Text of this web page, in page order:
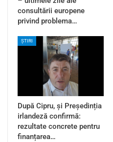
consultării europene
privind problema…
ȘTIRI
După Cipru, și Președinția
irlandeză confirmă:
rezultate concrete pentru
finanțarea…